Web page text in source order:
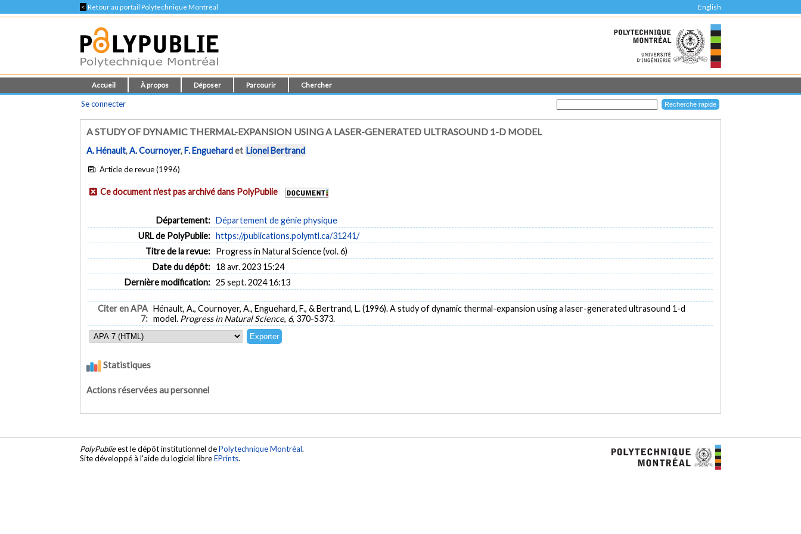
< Retour au portail Polytechnique Montréal English
Accueil À propos Déposer Parcourir Chercher
Se connecter
A STUDY OF DYNAMIC THERMAL-EXPANSION USING A LASER-GENERATED ULTRASOUND 1-D MODEL
A. Hénault,A. Cournoyer,F. Enguehardet Lionel Bertrand
Article de revue (1996)
Ce document n'est pas archivé dans PolyPublie
Département: Département de génie physique
URL de PolyPublie: https://publications.polymtl.ca/31241/
Titre de la revue: Progress in Natural Science (vol. 6)
Date du dépôt: 18 avr. 2023 15:24
Dernière modification: 25 sept. 2024 16:13
Citer en APA
7:
Hénault, A., Cournoyer, A., Enguehard, F., & Bertrand, L. (1996). A study of dynamic thermal-expansion using a laser-generated ultrasound 1-d
model. Progress in Natural Science, 6, 370-S373.
Statistiques
Actions réservées au personnel
PolyPublieest le dépôt institutionnel dePolytechnique Montréal.
Site développé à l'aide du logiciel libreEPrints.